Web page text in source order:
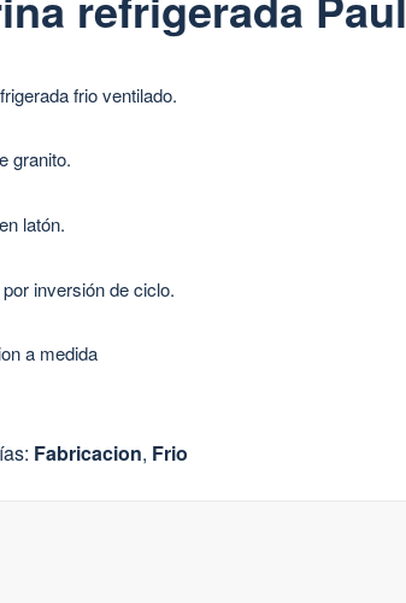
frio ventilado.
granito.
latón.
inversión de ciclo.
a medida
Fabricacion, Frio